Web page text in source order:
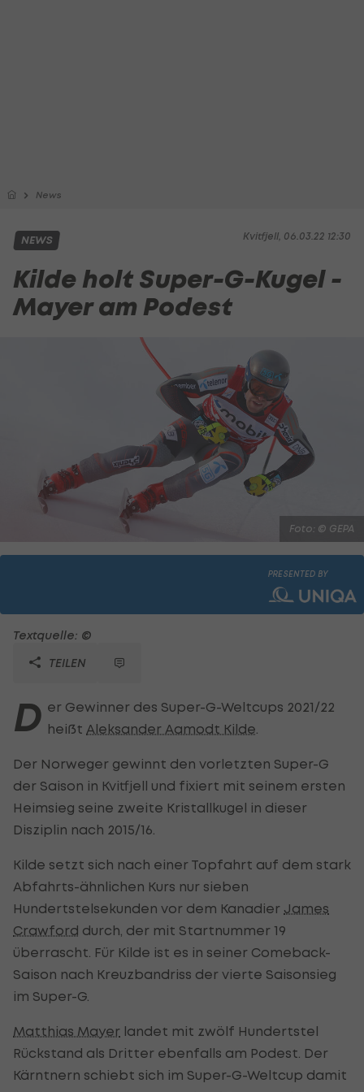
News
Kvitfjell, 06.03.22 12:30
NEWS
Kilde holt Super-G-Kugel -
Mayer am Podest
Foto: © GEPA
PRESENTED BY
Textquelle: ©
TEILEN
D er Gewinner des Super-G-Weltcups 2021/22
heißt Aleksander Aamodt Kilde
Der Norweger gewinnt den vorletzten Super-G
der Saison in Kvitfjell und fixiert mit seinem ersten
Heimsieg seine zweite Kristallkugel in dieser
Disziplin nach 2015/16.
Kilde setzt sich nach einer Topfahrt auf dem stark
Abfahrts-ähnlichen Kurs nur sieben
Hundertstelsekunden vor dem Kanadier James
Crawford durch, der mit Startnummer 19
überrascht. Für Kilde ist es in seiner Comeback-
Saison nach Kreuzbandriss der vierte Saisonsieg
im Super-G.
Matthias Mayer landet mit zwölf Hundertstel
Rückstand als Dritter ebenfalls am Podest. Der
Kärntnern schiebt sich im Super-G-Weltcup damit